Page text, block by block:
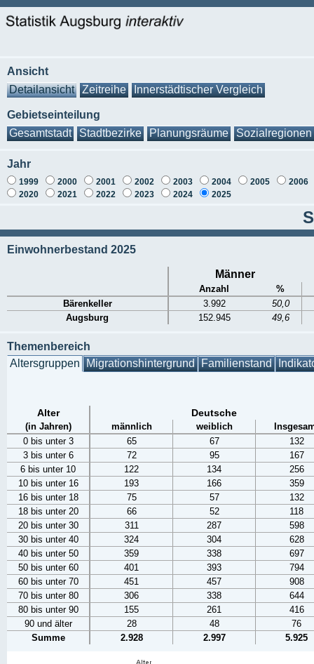
Ansicht
Detailansicht
Zeitreihe Innerstädtischer Vergleich
Gebietseinteilung
Gesamtstadt
Stadtbezirke Planungsräume Sozialregionen
Jahr
1999 2000 2001 2002 2003 2004 2005
2006
2020
2021 2022 2023 2024 2025
Einwohnerbestand 2025
Männer
Anzahl
%
Bärenkeller
3.992
50,0
Augsburg
152.945 49,6
Themenbereich
Altersgruppen Migrationshintergrund Familienstand
Alter Deutsche
(in Jahren) männlich weiblich
0 bis unter 3
65 67
132
3 bis unter 6
72 95
167
6 bis unter 10
122 134
256
10 bis unter 16
193 166
359
16 bis unter 18
75 57
132
18 bis unter 20
66 52
118
20 bis unter 30
311 287
598
30 bis unter 40
324 304
628
40 bis unter 50
359 338
697
50 bis unter 60
401 393
794
60 bis unter 70
451 457
908
70 bis unter 80
306 338
644
80 bis unter 90
155 261
416
90 und älter
28 48
76
Summe
2.928 2.997 5.925